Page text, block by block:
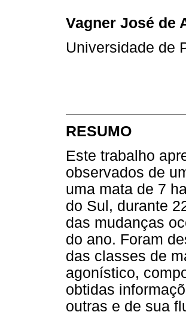
Vagner José de
Universidade de
RESUMO
Este trabalho
observados de
uma mata de 7
do Sul, durante
das mudanças
do ano. Foram
das classes de
agonístico,
obtidas
outras e de sua